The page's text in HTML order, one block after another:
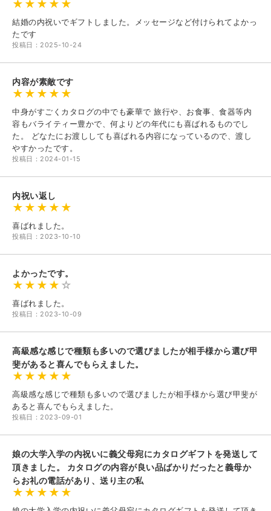
結婚の内祝いでギフトしました。メッセージなど付けられてよかっ
たです
投稿日：2025-10-24
内容が素敵です
中身がすごくカタログの中でも豪華で 旅行や、お食事、食器等内
容もバライティー豊かで、何よりどの年代にも喜ばれるものでし
た。 どなたにお渡ししても喜ばれる内容になっているので、渡し
やすかったです。
投稿日：2024-01-15
内祝い返し
喜ばれました。
投稿日：2023-10-10
よかったです。
喜ばれました。
投稿日：2023-10-09
高級感な感じで種類も多いので選びましたが相手様から選び甲
斐があると喜んでもらえました。
高級感な感じで種類も多いので選びましたが相手様から選び甲斐が
あると喜んでもらえました。
投稿日：2023-09-01
娘の大学入学の内祝いに義父母宛にカタログギフトを発送して
頂きました。 カタログの内容が良い品ばかりだったと義母か
らお礼の電話があり、送り主の私